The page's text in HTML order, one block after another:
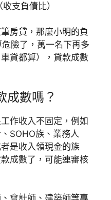
支負債比）
房貸，那麼小明的負
險了，萬一名下再多
貸都算），貸款成數
成數嗎？
作收入不固定，例如
SOHO族、業務人
是收入領現金的族
成數了，可能連審核
會計師、建築師等專